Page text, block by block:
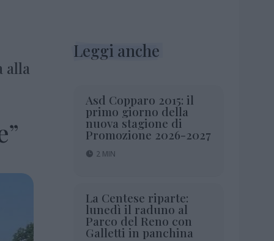
alla
Leggi anche
Asd Copparo 2015: il
primo giorno della
nuova stagione di
Promozione 2026-2027
2 MIN
La Centese riparte:
lunedì il raduno al
Parco del Reno con
Galletti in panchina